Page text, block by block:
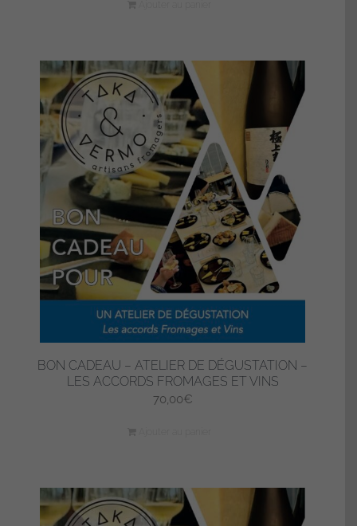
BON CADEAU – ATELIER DE DÉGUSTATION –
LES ACCORDS FROMAGES ET VINS
70,00€